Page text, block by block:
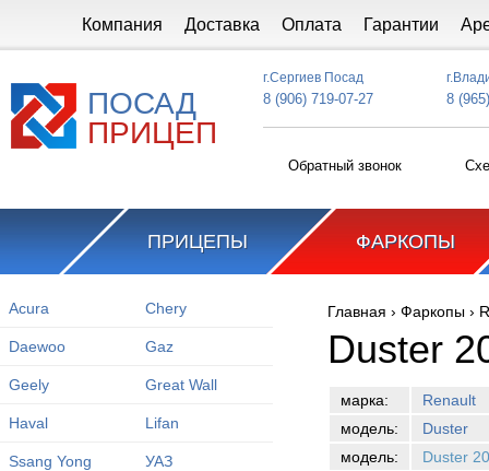
Компания Доставка Оплата Гарантии
ПОСАД
ПРИЦЕП
г.Сергиев Посад
8 (906) 719-07-27 8
Обратный звонок
ПРИЦЕПЫ ФАРКОПЫ
Acura Chery
Daewoo Gaz
Geely Great Wall
Haval Lifan
Ssang Yong УАЗ
Вы здесь
Главная › Фаркопы ›
Duster
марка:
Renault
модель:
Duster
модель:
Duster